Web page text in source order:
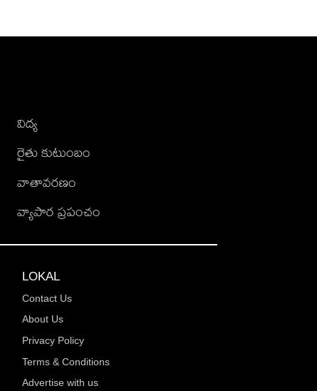
విద్య
రైతు కుటుంబం
వాతావరణం
వ్యాపార ప్రపంచం
LOKAL
Contact Us
About Us
Privacy Policy
Terms & Conditions
Advertise with us